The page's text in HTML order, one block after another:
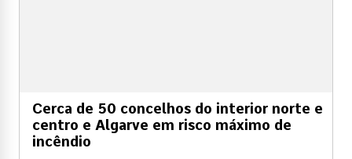
Cerca de 50 concelhos do interior norte e
centro e Algarve em risco máximo de
incêndio